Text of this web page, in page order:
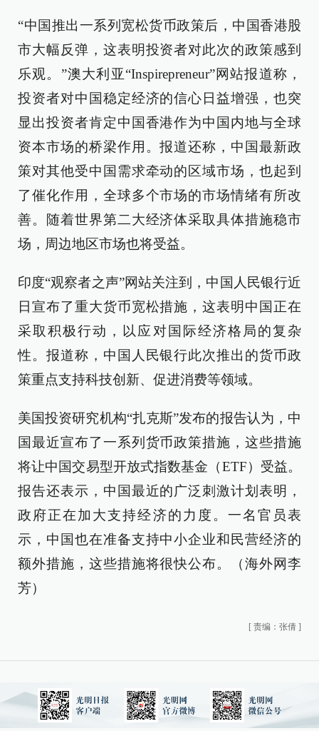
“中国推出一系列宽松货币政策后，中国香港股
市大幅反弹，这表明投资者对此次的政策感到
乐观。”澳大利亚“Inspirepreneur”网站报道称，
投资者对中国稳定经济的信心日益增强，也突
显出投资者肯定中国香港作为中国内地与全球
资本市场的桥梁作用。报道还称，中国最新政
策对其他受中国需求牵动的区域市场，也起到
了催化作用，全球多个市场的市场情绪有所改
善。随着世界第二大经济体采取具体措施稳市
场，周边地区市场也将受益。
印度“观察者之声”网站关注到，中国人民银行近
日宣布了重大货币宽松措施，这表明中国正在
采取积极行动，以应对国际经济格局的复杂
性。报道称，中国人民银行此次推出的货币政
策重点支持科技创新、促进消费等领域。
美国投资研究机构“扎克斯”发布的报告认为，中
国最近宣布了一系列货币政策措施，这些措施
将让中国交易型开放式指数基金（ETF）受益。
报告还表示，中国最近的广泛刺激计划表明，
政府正在加大支持经济的力度。一名官员表
示，中国也在准备支持中小企业和民营经济的
额外措施，这些措施将很快公布。（海外网李
芳）
[ 责编：张倩 ]